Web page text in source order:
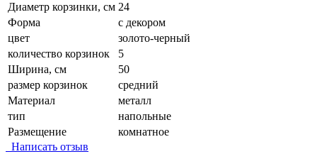
Диаметр корзинки, см 24
Форма
с декором
цвет
золото-черный
количество корзинок
5
Ширина, см
50
размер корзинок
средний
Материал
металл
тип
напольные
Размещение
комнатное
Написать отзыв